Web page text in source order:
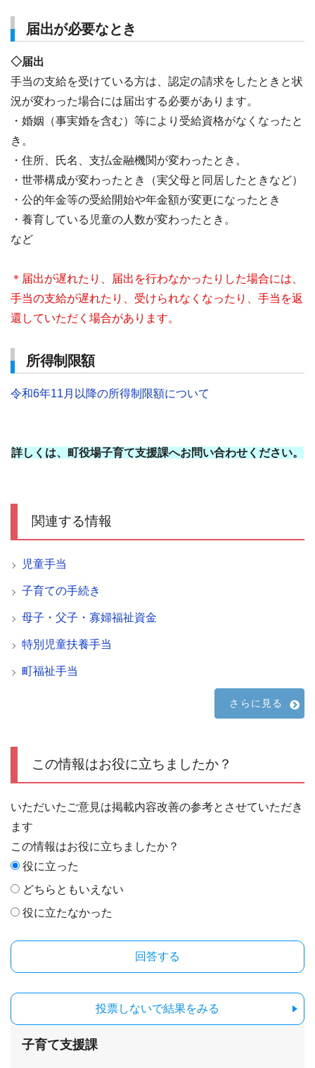
届出が必要なとき
◇届出
手当の支給を受けている方は、認定の請求をしたときと状
況が変わった場合には届出する必要があります。
・婚姻（事実婚を含む）等により受給資格がなくなったと
き。
・住所、氏名、支払金融機関が変わったとき。
・世帯構成が変わったとき（実父母と同居したときなど）
・公的年金等の受給開始や年金額が変更になったとき
・養育している児童の人数が変わったとき。
など
＊届出が遅れたり、届出を行わなかったりした場合には、
手当の支給が遅れたり、受けられなくなったり、手当を返
還していただく場合があります。
所得制限額
令和6年11月以降の所得制限額について
詳しくは、町役場子育て支援課へお問い合わせください。
関連する情報
児童手当
子育ての手続き
母子・父子・寡婦福祉資金
特別児童扶養手当
町福祉手当
さらに見る
この情報はお役に立ちましたか？
いただいたご意見は掲載内容改善の参考とさせていただき
ます
この情報はお役に立ちましたか？
役に立った
どちらともいえない
役に立たなかった
投票しないで結果をみる
子育て支援課